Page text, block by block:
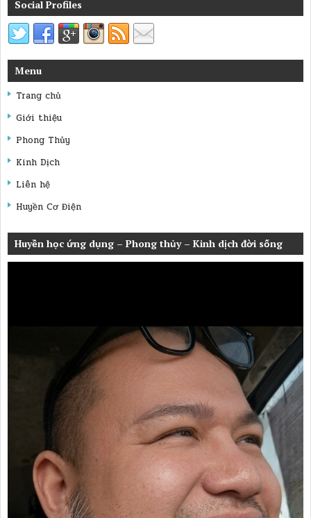
Social Profiles
Menu
Trang chủ
Giới thiệu
Phong Thủy
Kinh Dịch
Liên hệ
Huyền Cơ Điện
Huyền học ứng dụng – Phong thủy – Kinh dịch đời sống